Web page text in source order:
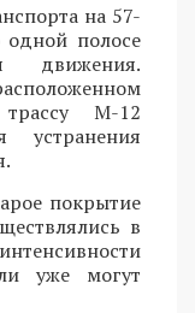
на 57-
полосе
движения.
М-12
устранения
покрытие
в
уже могут